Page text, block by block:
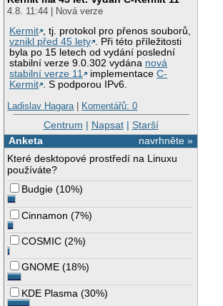
4.8. 11:44 | Nová verze
Kermit , tj. protokol pro přenos souborů,
vznikl před 45 lety . Při této příležitosti
byla po 15 letech od vydání poslední
stabilní verze 9.0.302 vydána nová
stabilní verze 11
implementaceC-
Kermit . S podporou IPv6.
Ladislav Hagara| Komentářů: 0
Centrum | Napsat| Starší
navrhněte »
Anketa
Které desktopové prostředí na Linuxu
používáte?
Budgie (10%)
Cinnamon (7%)
COSMIC (2%)
GNOME (18%)
KDE Plasma (30%)